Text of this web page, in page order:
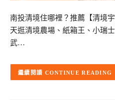
南投清境住哪裡？推薦【清境
天逛清境農場、紙箱王、小瑞
武…
CONTINUE READING